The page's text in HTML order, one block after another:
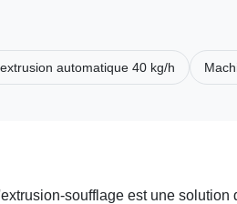
automatique 40 kg/h
soufflage est une